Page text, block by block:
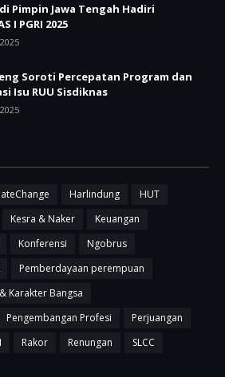
Pimpin Jawa Tengah Hadiri
I PGRI 2025
Soroti Percepatan Program dan
Isu RUU Sisdiknas
Harlindung
HUT
Kesra & Naker
Keuangan
Konferensi
Ngobrus
Pemberdayaan perempuan
Karakter Bangsa
Pengembangan Profesi
Perjuangan
Rakor Renungan
SLCC